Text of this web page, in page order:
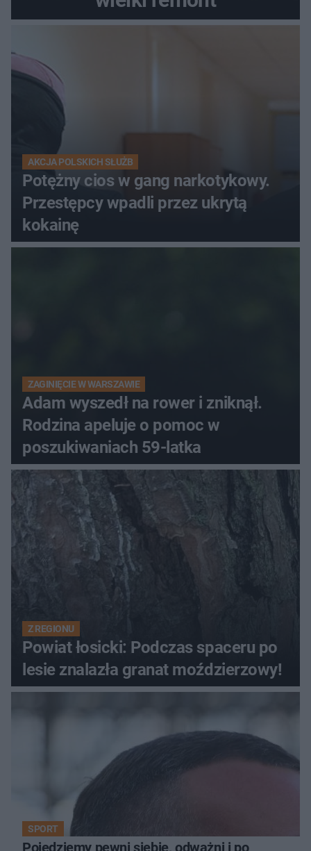
AKCJA POLSKICH SŁUŻB
Potężny cios w gang narkotykowy.
Przestępcy wpadli przez ukrytą
kokainę
ZAGINIĘCIE W WARSZAWIE
Adam wyszedł na rower i zniknął.
Rodzina apeluje o pomoc w
poszukiwaniach 59-latka
Z REGIONU
Powiat łosicki: Podczas spaceru po
lesie znalazła granat moździerzowy!
SPORT
Pojedziemy pewni siebie, odważni i po